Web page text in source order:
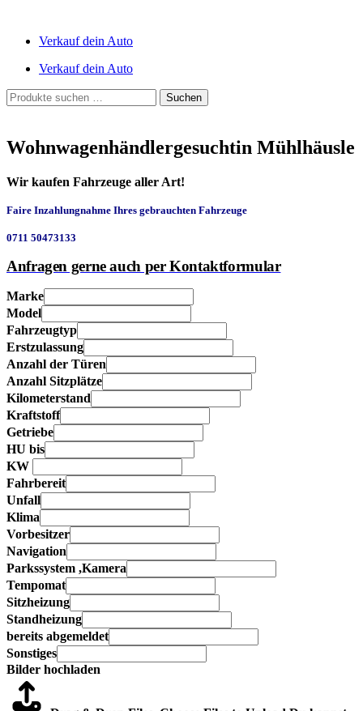
Verkauf dein Auto
Verkauf dein Auto
Suchen
nach:
Suchen
Wohnwagenhändlergesuchtin Mühlhäusle
Wir kaufen Fahrzeuge aller Art!
Faire Inzahlungnahme Ihres gebrauchten Fahrzeuge
0711 50473133
Anfragen gerne auch per Kontaktformular
Marke
Model
Fahrzeugtyp
Erstzulassung
Anzahl der Türen
Anzahl Sitzplätze
Kilometerstand
Kraftstoff
Getriebe
HU bis
KW
Fahrbereit
Unfall
Klima
Vorbesitzer
Navigation
Parkssystem ,Kamera
Tempomat
Sitzheizung
Standheizung
bereits abgemeldet
Sonstiges
Bilder hochladen